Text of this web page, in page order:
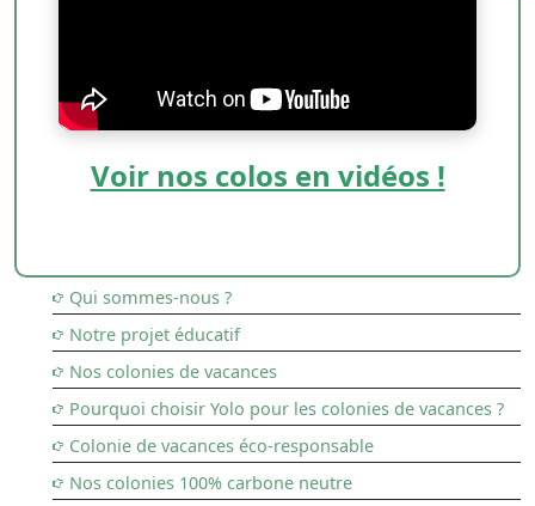
Voir nos colos en vidéos !
Qui sommes-nous ?
Notre projet éducatif
Nos colonies de vacances
Pourquoi choisir Yolo pour les colonies de vacances ?
Colonie de vacances éco-responsable
Nos colonies 100% carbone neutre